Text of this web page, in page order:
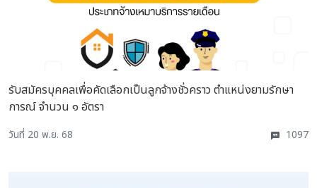
รับสมัครบุคคลเพื่อคัดเลือกเป็นลูกจ้างชั่วคราว ตำแหน่งยามรักษา
การณ์ จำนวน ๑ อัตรา
วันที่ 20 พ.ย. 68 1097